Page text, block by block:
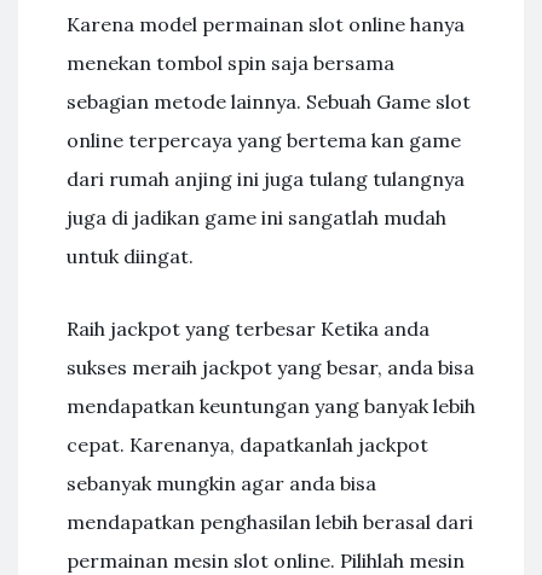
Karena model permainan slot online hanya
menekan tombol spin saja bersama
sebagian metode lainnya. Sebuah Game slot
online terpercaya yang bertema kan game
dari rumah anjing ini juga tulang tulangnya
juga di jadikan game ini sangatlah mudah
untuk diingat.
Raih jackpot yang terbesar Ketika anda
sukses meraih jackpot yang besar, anda bisa
mendapatkan keuntungan yang banyak lebih
cepat. Karenanya, dapatkanlah jackpot
sebanyak mungkin agar anda bisa
mendapatkan penghasilan lebih berasal dari
permainan mesin slot online. Pilihlah mesin